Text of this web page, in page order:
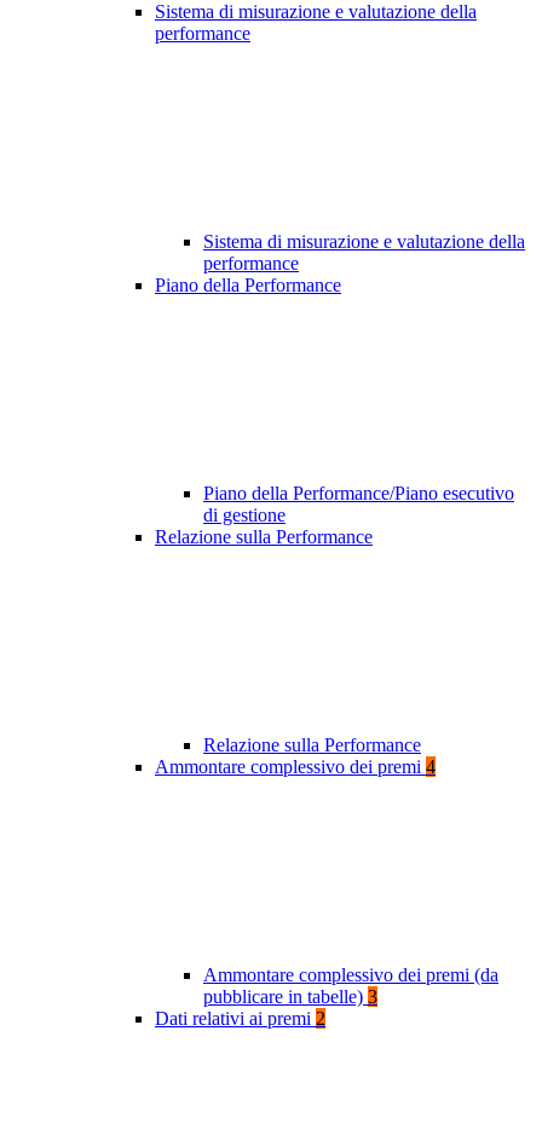
Sistema di misurazione e valutazione della
performance
Sistema di misurazione e valutazione della
performance
Piano della Performance
Piano della Performance/Piano esecutivo
di gestione
Relazione sulla Performance
Relazione sulla Performance
Ammontare complessivo dei premi 4
Ammontare complessivo dei premi (da
pubblicare in tabelle) 3
Dati relativi ai premi 2